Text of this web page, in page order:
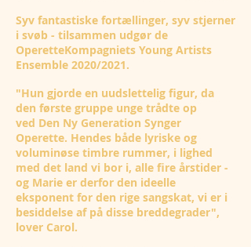
Syv fantastiske fortællinger, syv stjerner
i svøb - tilsammen udgør de
OperetteKompagniets Young Artists
Ensemble 2020/2021.
"Hun gjorde en uudslettelig figur, da
den første gruppe unge trådte op
ved Den Ny Generation Synger
Operette. Hendes både lyriske og
voluminøse timbre rummer, i lighed
med det land vi bor i, alle fire årstider -
og Marie er derfor den ideelle
eksponent for den rige sangskat, vi er i
besiddelse af på disse breddegrader",
lover Carol.